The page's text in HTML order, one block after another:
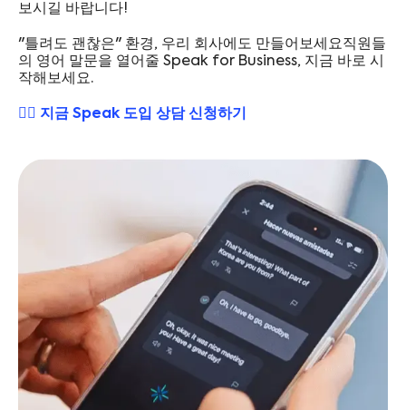
보시길 바랍니다!
"틀려도 괜찮은" 환경, 우리 회사에도 만들어보세요직원들
의 영어 말문을 열어줄 Speak for Business, 지금 바로 시
작해보세요.
👉🏻 지금 Speak 도입 상담 신청하기